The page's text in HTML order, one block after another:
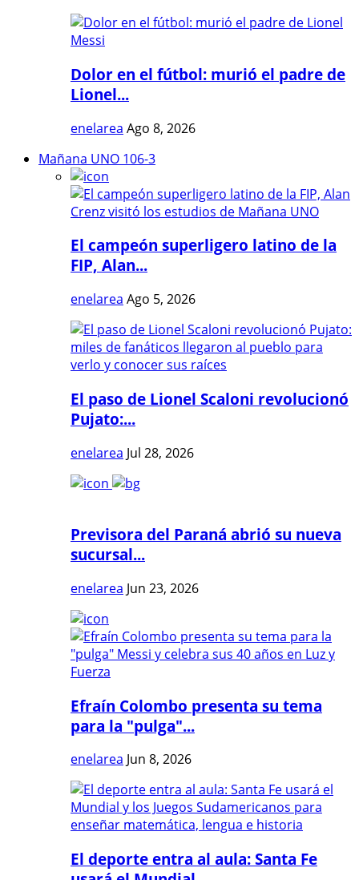
Dolor en el fútbol: murió el padre de
Lionel...
enelarea Ago 8, 2026
Mañana UNO 106-3
El campeón superligero latino de la
FIP, Alan...
enelarea Ago 5, 2026
El paso de Lionel Scaloni revolucionó
Pujato:...
enelarea Jul 28, 2026
Previsora del Paraná abrió su nueva
sucursal...
enelarea Jun 23, 2026
Efraín Colombo presenta su tema
para la "pulga"...
enelarea Jun 8, 2026
El deporte entra al aula: Santa Fe